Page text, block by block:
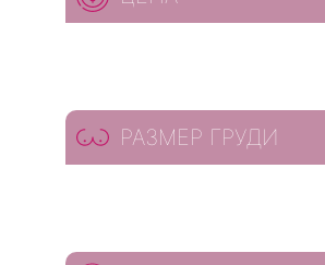
РАЗМЕР ГРУДИ